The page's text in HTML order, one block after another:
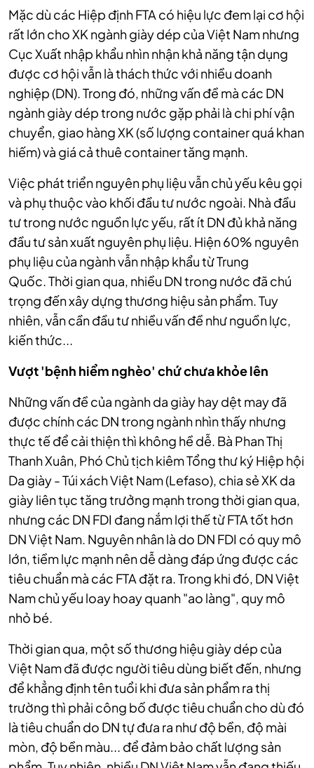
Mặc dù các Hiệp định FTA có hiệu lực đem lại cơ hội
rất lớn cho XK ngành giày dép của Việt Nam nhưng
Cục Xuất nhập khẩu nhìn nhận khả năng tận dụng
được cơ hội vẫn là thách thức với nhiều doanh
nghiệp (DN). Trong đó, những vấn đề mà các DN
ngành giày dép trong nước gặp phải là chi phí vận
chuyển, giao hàng XK (số lượng container quá khan
hiếm) và giá cả thuê container tăng mạnh.
Việc phát triển nguyên phụ liệu vẫn chủ yếu kêu gọi
và phụ thuộc vào khối đầu tư nước ngoài. Nhà đầu
tư trong nước nguồn lực yếu, rất ít DN đủ khả năng
đầu tư sản xuất nguyên phụ liệu. Hiện 60% nguyên
phụ liệu của ngành vẫn nhập khẩu từ Trung
Quốc.Thời gian qua, nhiều DN trong nước đã chú
trọng đến xây dựng thương hiệu sản phẩm. Tuy
nhiên, vẫn cần đầu tư nhiều vấn đề như nguồn lực,
kiến thức...
Vượt 'bệnh hiểm nghèo' chứ chưa khỏe lên
Những vấn đề của ngành da giày hay dệt may đã
được chính các DN trong ngành nhìn thấy nhưng
thực tế để cải thiện thì không hề dễ. Bà Phan Thị
Thanh Xuân, Phó Chủ tịch kiêm Tổng thư ký Hiệp hội
Da giày - Túi xách Việt Nam (Lefaso), chia sẻ XK da
giày liên tục tăng trưởng mạnh trong thời gian qua,
nhưng các DN FDI đang nắm lợi thế từ FTA tốt hơn
DN Việt Nam. Nguyên nhân là do DN FDI có quy mô
lớn, tiềm lực mạnh nên dễ dàng đáp ứng được các
tiêu chuẩn mà các FTA đặt ra. Trong khi đó, DN Việt
Nam chủ yếu loay hoay quanh "ao làng", quy mô
nhỏ bé.
Thời gian qua, một số thương hiệu giày dép của
Việt Nam đã được người tiêu dùng biết đến, nhưng
để khẳng định tên tuổi khi đưa sản phẩm ra thị
trường thì phải công bố được tiêu chuẩn cho dù đó
là tiêu chuẩn do DN tự đưa ra như độ bền, độ mài
mòn, độ bền màu... để đảm bảo chất lượng sản